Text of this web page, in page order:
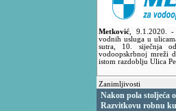
Metković 9.1.2020.-
vodnih usluga u
sutra, 10. siječnja
vodoopskrbnoj mreži
istom razdoblju Ulica
Zanimljivosti
Nakon pola stoljeća
Razvitkovu robnu